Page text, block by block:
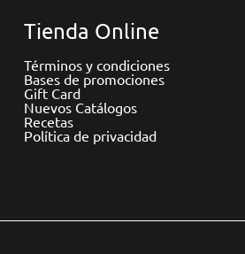
Tienda Online
Términos y condiciones
Bases de promociones
Gift Card
Nuevos Catálogos
Recetas
Política de privacidad